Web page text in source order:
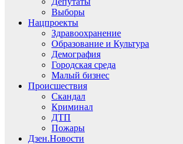
Выборы
Нацпроекты
Здравоохранение
Образование и Культура
Демография
Городская среда
Малый бизнес
Происшествия
Скандал
Криминал
ДТП
Пожары
Дзен.Новости